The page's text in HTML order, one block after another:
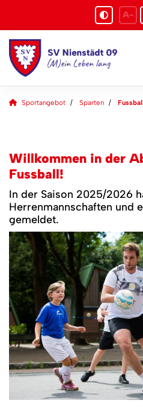
A-
Sportangebot Sparten
Willkommen in der
Fussball!
In der Saison 2025/2026
Herrenmannschaften und
gemeldet.